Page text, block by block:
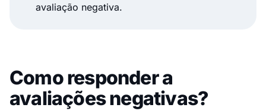
avaliação negativa.
Como responder a
avaliações negativas?